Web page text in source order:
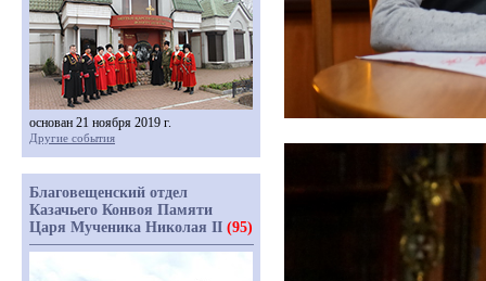
основан 21 ноября 2019 г.
Другие события
Благовещенский отдел
Казачьего Конвоя Памяти
Царя Мученика Николая II (95)